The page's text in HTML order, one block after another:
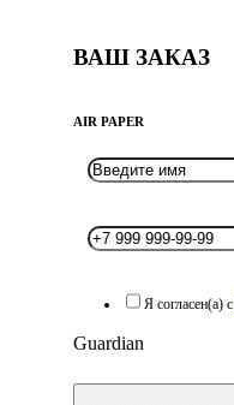
ВАШ ЗАКАЗ
AIR PAPER
Я согласен(а) с
Guardian